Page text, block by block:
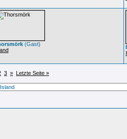
(Gast)
3 » Letzte Seite »